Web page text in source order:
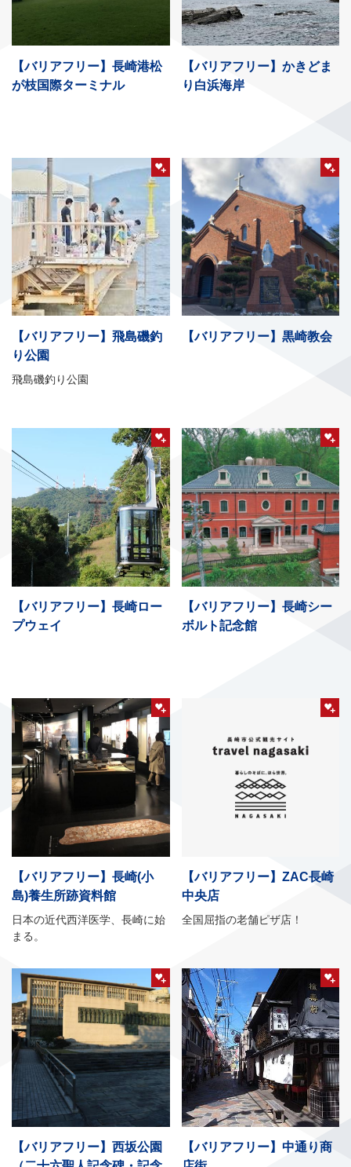
【バリアフリー】長崎港松
が枝国際ターミナル
【バリアフリー】かきどま
り白浜海岸
【バリアフリー】飛島磯釣
り公園
飛島磯釣り公園
【バリアフリー】黒崎教会
【バリアフリー】長崎ロー
プウェイ
【バリアフリー】長崎シー
ボルト記念館
【バリアフリー】長崎(小
島)養生所跡資料館
日本の近代西洋医学、長崎に始
まる。
【バリアフリー】ZAC長崎
中央店
全国屈指の老舗ピザ店！
【バリアフリー】西坂公園
【バリアフリー】中通り商